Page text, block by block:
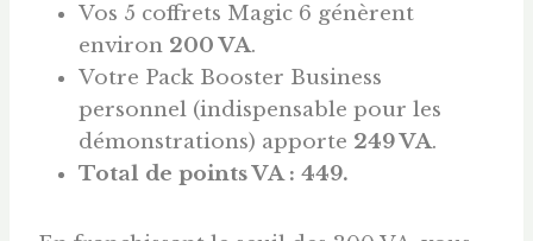
Vos 5 coffrets Magic 6 génèrent
environ 200 VA.
Votre Pack Booster Business
personnel (indispensable pour les
démonstrations) apporte 249 VA.
Total de points VA : 449.